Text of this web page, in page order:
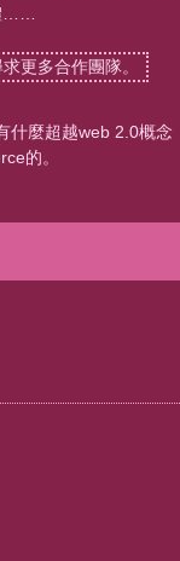
……
更多合作團隊。
什麼超越web 2.0概念
的。